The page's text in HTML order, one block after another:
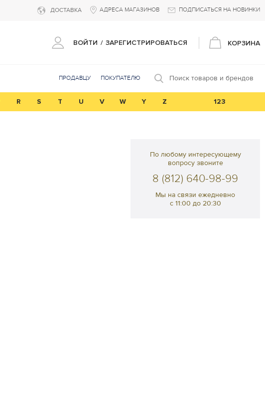
ДОСТАВКА АДРЕСА МАГАЗИНОВ ПОДПИСАТЬСЯ НА НОВИНКИ
ВОЙТИ / ЗАРЕГИСТРИРОВАТЬСЯ КОРЗИНА
ПРОДАВЦУ ПОКУПАТЕЛЮ Поиск товаров и брендов
R S T U V W Y Z 123
По любому интересующему
вопросу звоните
8 (812) 640-98-99
Мы на связи ежедневно
с 11:00 до 20:30